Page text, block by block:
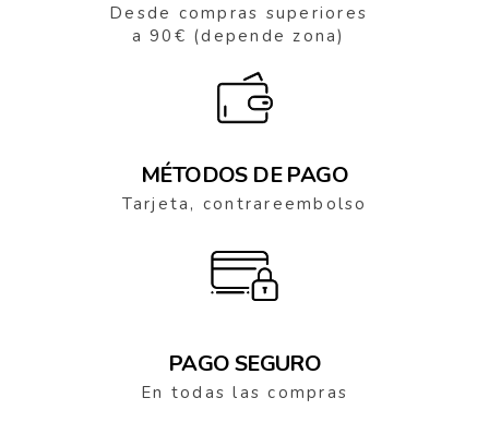
Desde compras superiores
a 90€ (depende zona)
MÉTODOS DE PAGO
Tarjeta, contrareembolso
PAGO SEGURO
En todas las compras